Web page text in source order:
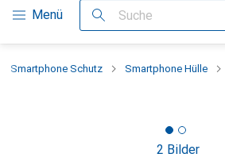
Navigation nach Kategorien
Menü Suche
Smartphone Schutz Smartphone Hülle
2 Bilder